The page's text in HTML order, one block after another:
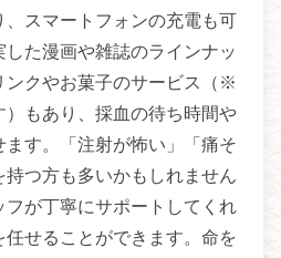
、スマートフォンの充電も可
た漫画や雑誌のラインナッ
ンクやお菓子のサービス（※
もあり、採血の待ち時間や
す。「注射が怖い」「痛そ
持つ方も多いかもしれません
フが丁寧にサポートしてくれ
任せることができます。命を